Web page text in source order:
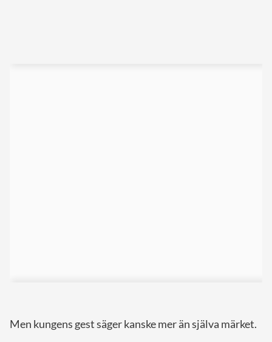
Men kungens gest säger kanske mer än själva märket.